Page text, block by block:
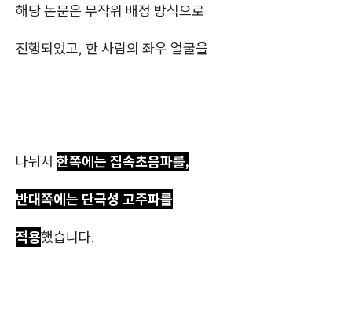
해당 논문은 무작위 배정 방식으로
진행되었고, 한 사람의 좌우 얼굴을
나눠서 한쪽에는 집속초음파를,
반대쪽에는 단극성 고주파를
적용했습니다.